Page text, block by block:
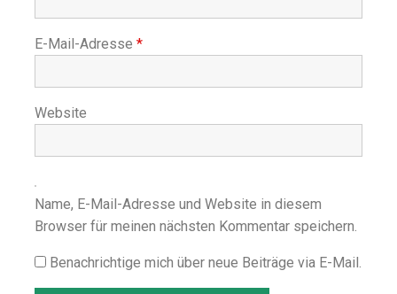
E-Mail-Adresse *
Website
Name, E-Mail-Adresse und Website in diesem
Browser für meinen nächsten Kommentar speichern.
Benachrichtige mich über neue Beiträge via E-Mail.